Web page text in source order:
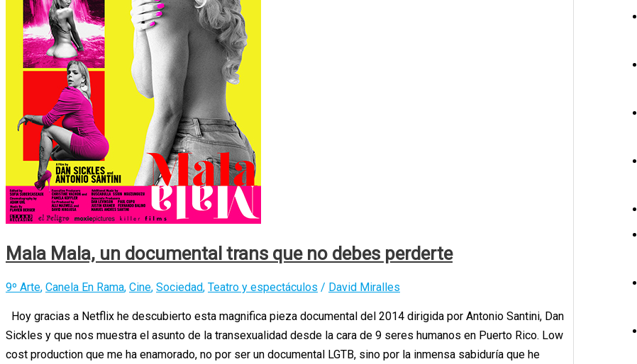
Mala Mala, un documental trans que no debes perderte
9º Arte, Canela En Rama, Cine, Sociedad, Teatro y espectáculos / David Miralles
Hoy gracias a Netflix he descubierto esta magnifica pieza documental del 2014 dirigida por Antonio Santini, Dan
Sickles y que nos muestra el asunto de la transexualidad desde la cara de 9 seres humanos en Puerto Rico. Low
cost production que me ha enamorado, no por ser un documental LGTB, sino por la inmensa sabiduría que he